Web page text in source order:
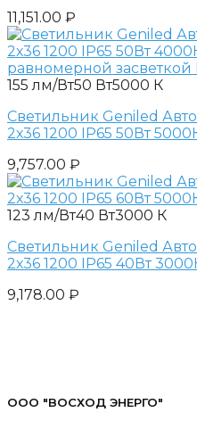
11,151.00 ₽
155 лм/Вт50 Вт5000 К
Светильник Geniled
2х36 1200 IP65 50Вт
9,757.00 ₽
123 лм/Вт40 Вт3000 К
Светильник Geniled
2х36 1200 IP65 40Вт
9,178.00 ₽
ООО "ВОСХОД ЭНЕРГО"